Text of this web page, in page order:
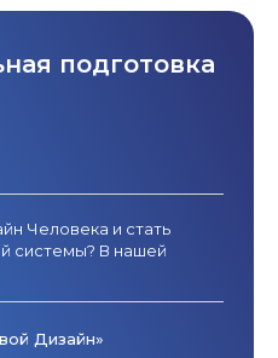
подготовка
Человека и стать
системы? В нашей
Дизайн»